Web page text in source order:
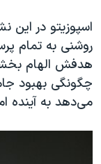
اسپوزیتو در
روشنی به تمام
هدفش الهام
چگونگی بهبود
می‌دهد به آینده